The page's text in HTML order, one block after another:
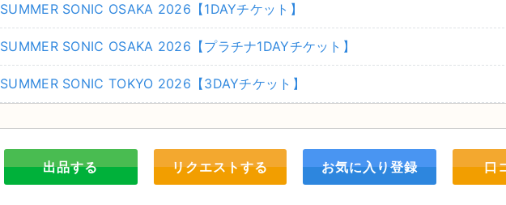
SUMMER SONIC OSAKA 2026【1DAYチケット】
SUMMER SONIC OSAKA 2026【プラチナ1DAYチケット】
SUMMER SONIC TOKYO 2026【3DAYチケット】
出品する リクエストする お気に入り登録 口